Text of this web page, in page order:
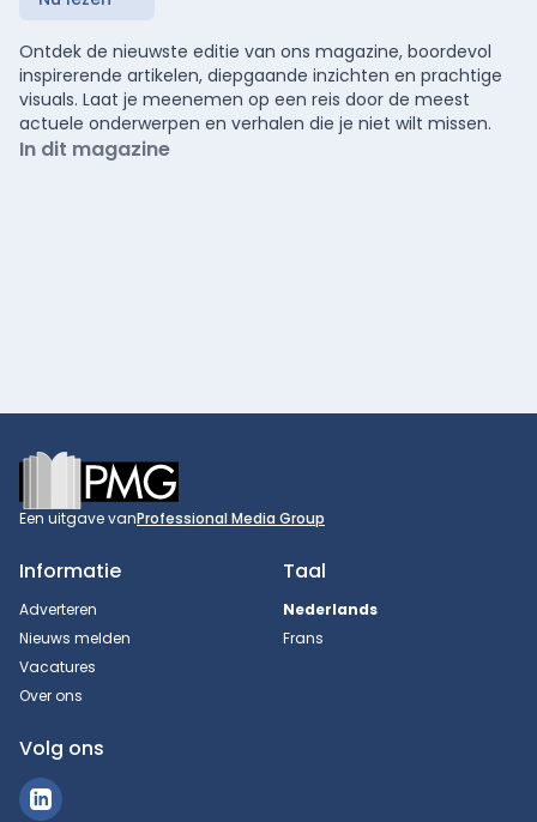
Ontdek de nieuwste editie van ons magazine, boordevol
inspirerende artikelen, diepgaande inzichten en prachtige
visuals. Laat je meenemen op een reis door de meest
actuele onderwerpen en verhalen die je niet wilt missen.
In dit magazine
Footer
Een uitgave vanProfessional Media Group
Informatie
Adverteren
Nieuws melden
Vacatures
Over ons
Taal
Nederlands
Frans
Volg ons